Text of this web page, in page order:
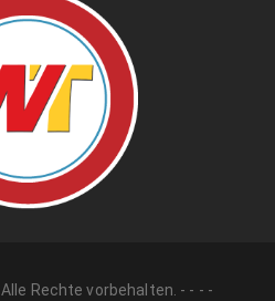
Alle Rechte vorbehalten. - - - -